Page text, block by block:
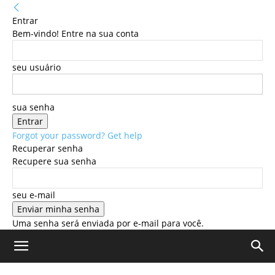
Entrar
Bem-vindo! Entre na sua conta
seu usuário
sua senha
Forgot your password? Get help
Recuperar senha
Recupere sua senha
seu e-mail
Uma senha será enviada por e-mail para você.